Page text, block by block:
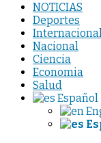
NOTICIAS
Deportes
Nacional
Ciencia
Economia
Salud
Español